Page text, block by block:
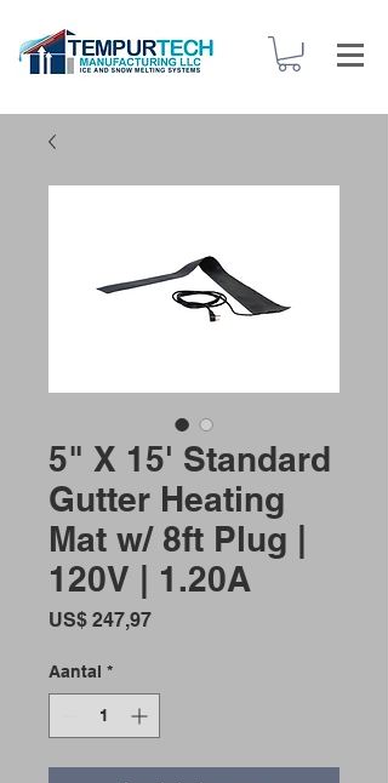
5" X 15' Standard
Gutter Heating
Mat w/ 8ft Plug |
120V | 1.20A
US$ 247,97Prijs
Aantal *